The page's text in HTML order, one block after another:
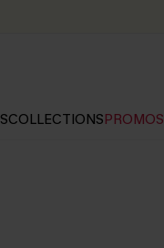
COLLECTIONSPROMOS